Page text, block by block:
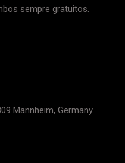
sempre gratuitos.
Mannheim, Germany